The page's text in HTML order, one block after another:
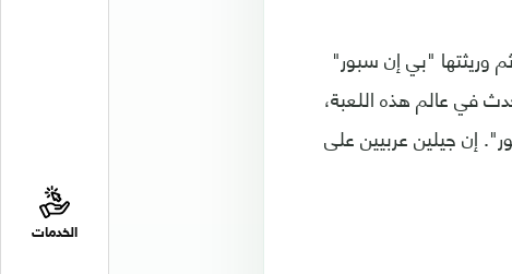
الخدمات
وريثتها "بي إن سبور"
في عالم هذه اللعبة،
إن جيلين عربيين على